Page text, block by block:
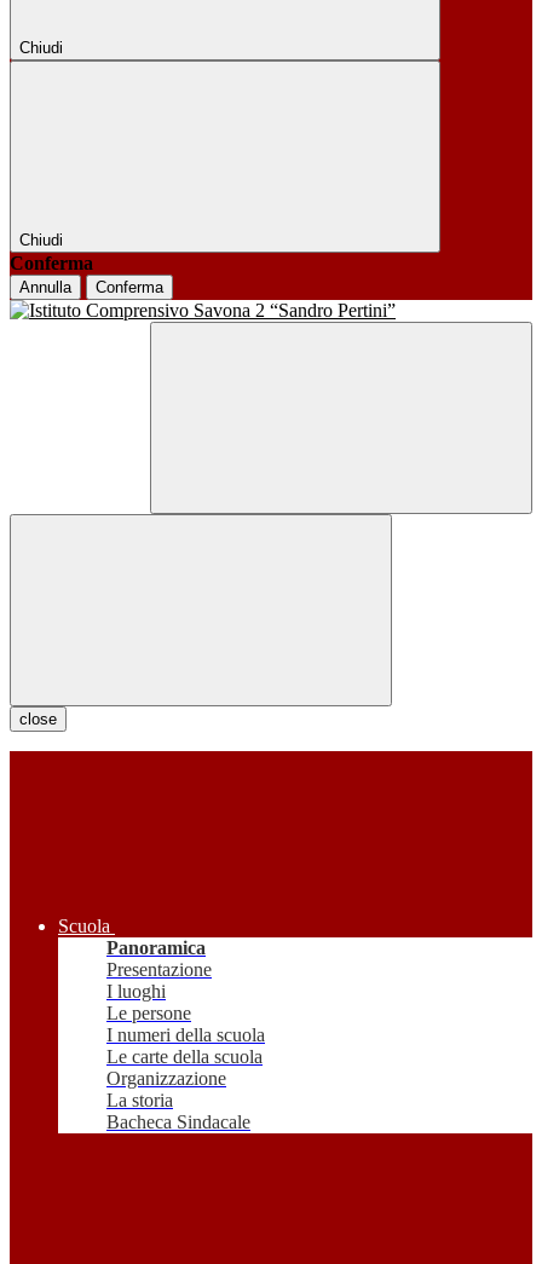
Chiudi
Chiudi
Conferma
Annulla Conferma
close
Scuola
Panoramica
Presentazione
I luoghi
Le persone
I numeri della scuola
Le carte della scuola
Organizzazione
La storia
Bacheca Sindacale